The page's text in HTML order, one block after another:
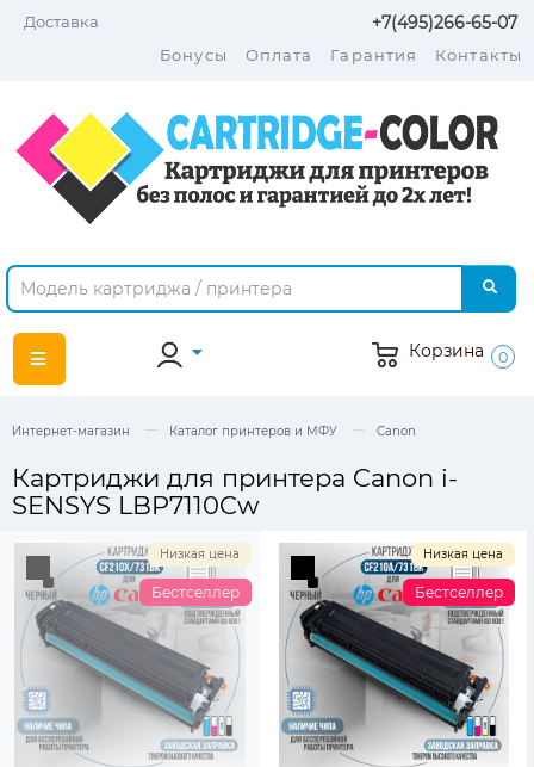
Доставка +7(495)266-65-07
Бонусы Оплата Гарантия Контакты
Корзина 0
Интернет-магазин Каталог принтеров и МФУ Canon
Картриджи для принтера Canon i-
SENSYS LBP7110Cw
Низкая цена
Бестселлер
Низкая цена
Бестселлер